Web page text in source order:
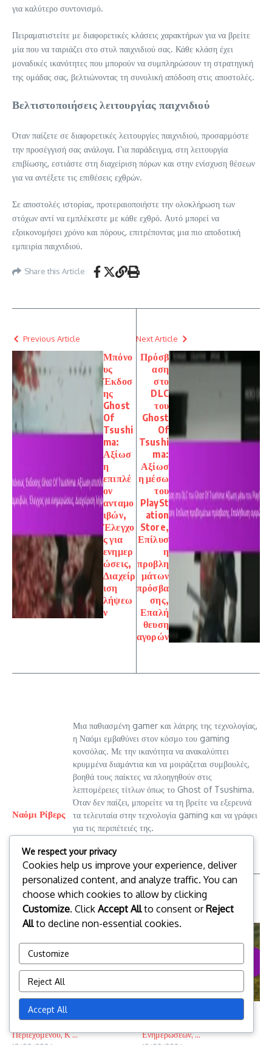
για καλύτερο συντονισμό.
Πειραματιστείτε με διαφορετικές κλάσεις χαρακτήρων για να βρείτε
μία που να ταιριάζει στο στυλ παιχνιδιού σας. Κάθε κλάση έχει
μοναδικές ικανότητες που μπορούν να συμπληρώσουν τη στρατηγική
της ομάδας σας, βελτιώνοντας τη συνολική απόδοση στις αποστολές.
Βελτιστοποιήσεις λειτουργίας παιχνιδιού
Όταν παίζετε σε διαφορετικές λειτουργίες παιχνιδιού, προσαρμόστε
την προσέγγισή σας ανάλογα. Για παράδειγμα, στη λειτουργία
επιβίωσης, εστιάστε στη διαχείριση πόρων και στην ενίσχυση θέσεων
για να αντέξετε τις επιθέσεις εχθρών.
Σε αποστολές ιστορίας, προτεραιοποιήστε την ολοκλήρωση των
στόχων αντί να εμπλέκεστε με κάθε εχθρό. Αυτό μπορεί να
εξοικονομήσει χρόνο και πόρους, επιτρέποντας μια πιο αποδοτική
εμπειρία παιχνιδιού.
Share this Article
Previous Article
Μπόνο
υς
Έκδοσ
ης
Ghost
Of
Tsushi
ma:
Αξίωσ
η
επιπλέ
ον
ανταμο
ιβών,
Έλεγχο
ς για
ενημερ
ώσεις,
Διαχείρ
ιση
λήψεω
ν
Next Article
Πρόσβ
αση
στο
DLC
του
Ghost
Of
Tsushi
ma:
Αξίωσ
η μέσω
του
PlaySt
ation
Store,
Επίλυσ
η
προβλη
μάτων
πρόσβα
σης,
Επαλή
θευση
αγορών
Ναόμι Ρίβερς
Μια παθιασμένη gamer και λάτρης της τεχνολογίας,
η Ναόμι εμβαθύνει στον κόσμο του gaming
κονσόλας. Με την ικανότητα να ανακαλύπτει
κρυμμένα διαμάντια και να μοιράζεται συμβουλές,
βοηθά τους παίκτες να πλοηγηθούν στις
λεπτομέρειες τίτλων όπως το Ghost of Tsushima.
Όταν δεν παίζει, μπορείτε να τη βρείτε να εξερευνά
τα τελευταία στην τεχνολογία gaming και να γράφει
για τις περιπέτειές της.
Related Posts
Ghost Of Tsushima DLC Πακέτα:
Διεκδίκηση Επιπλέον
Περιεχομένου, Κ ...
Tsushima: Αξίωση Εποχιακών
Ενημερώσεων, ...
We respect your privacy
Cookies help us improve your experience, deliver
personalized content, and analyze traffic. You can
choose which cookies to allow by clicking
Customize. Click Accept Allto consent orReject
Allto decline non-essential cookies.
Customize
Reject All
Accept All